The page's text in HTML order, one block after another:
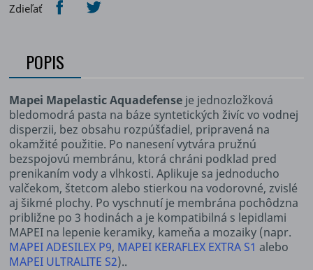
Zdieľať
POPIS
Mapei Mapelastic Aquadefense je jednozložková
bledomodrá pasta na báze syntetických živíc vo vodnej
disperzii, bez obsahu rozpúšťadiel, pripravená na
okamžité použitie. Po nanesení vytvára pružnú
bezspojovú membránu, ktorá chráni podklad pred
prenikaním vody a vlhkosti. Aplikuje sa jednoducho
valčekom, štetcom alebo stierkou na vodorovné, zvislé
aj šikmé plochy. Po vyschnutí je membrána pochôdzna
približne po 3 hodinách a je kompatibilná s lepidlami
MAPEI na lepenie keramiky, kameňa a mozaiky (napr.
MAPEI ADESILEX P9, MAPEI KERAFLEX EXTRA S1 alebo
MAPEI ULTRALITE S2)..